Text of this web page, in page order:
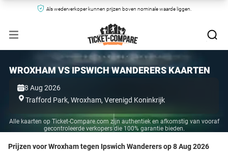
Als wederverkoper kunnen prijzen boven nominale waarde liggen.
WROXHAM VS IPSWICH WANDERERS KAARTEN
8 Aug 2026
Trafford Park, Wroxham, Verenigd Koninkrijk
Alle kaarten op Ticket-Compare.com zijn authentiek en afkomstig van vooraf
gecontroleerde verkopers die 100% garantie bieden.
Prijzen voor Wroxham tegen Ipswich Wanderers op 8 Aug 2026